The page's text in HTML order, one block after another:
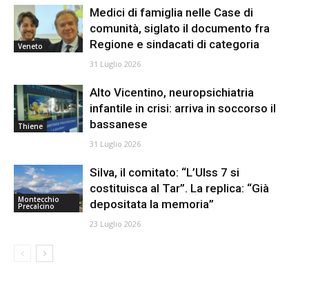
Veneto
Medici di famiglia nelle Case di
comunità, siglato il documento fra
Regione e sindacati di categoria
31 Luglio 2026
Thiene
Alto Vicentino, neuropsichiatria
infantile in crisi: arriva in soccorso il
bassanese
31 Luglio 2026
Montecchio
Precalcino
Silva, il comitato: “L’Ulss 7 si
costituisca al Tar”. La replica: “Già
depositata la memoria”
23 Luglio 2026